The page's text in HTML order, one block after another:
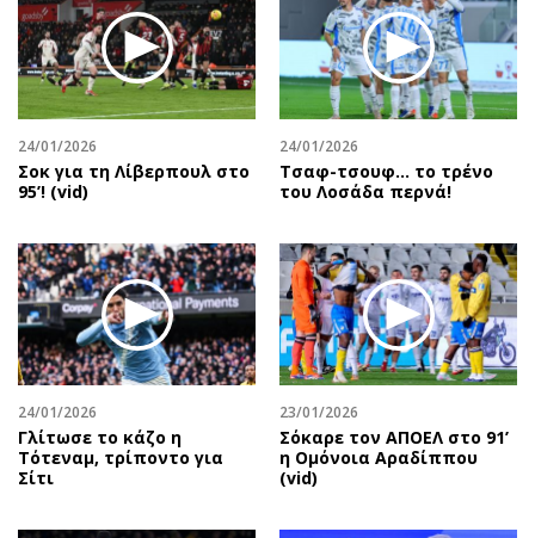
24/01/2026
Σοκ για τη Λίβερπουλ στο
95’! (vid)
24/01/2026
Τσαφ-τσουφ… το τρένο
του Λοσάδα περνά!
24/01/2026
Γλίτωσε το κάζο η
Τότεναμ, τρίποντο για
Σίτι
23/01/2026
Σόκαρε τον ΑΠΟΕΛ στο 91’
η Ομόνοια Αραδίππου
(vid)